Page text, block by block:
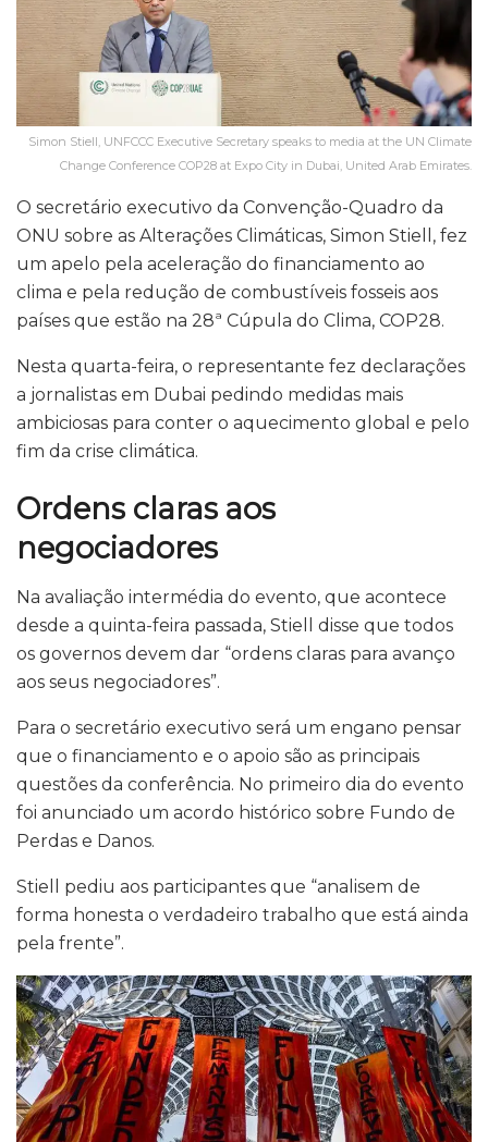
Simon Stiell, UNFCCC Executive Secretary speaks to media at the UN Climate
Change Conference COP28 at Expo City in Dubai, United Arab Emirates.
O secretário executivo da Convenção-Quadro da
ONU sobre as Alterações Climáticas, Simon Stiell, fez
um apelo pela aceleração do financiamento ao
clima e pela redução de combustíveis fosseis aos
países que estão na 28ª Cúpula do Clima, COP28.
Nesta quarta-feira, o representante fez declarações
a jornalistas em Dubai pedindo medidas mais
ambiciosas para conter o aquecimento global e pelo
fim da crise climática.
Ordens claras aos
negociadores
Na avaliação intermédia do evento, que acontece
desde a quinta-feira passada, Stiell disse que todos
os governos devem dar “ordens claras para avanço
aos seus negociadores”.
Para o secretário executivo será um engano pensar
que o financiamento e o apoio são as principais
questões da conferência. No primeiro dia do evento
foi anunciado um acordo histórico sobre Fundo de
Perdas e Danos.
Stiell pediu aos participantes que “analisem de
forma honesta o verdadeiro trabalho que está ainda
pela frente”.